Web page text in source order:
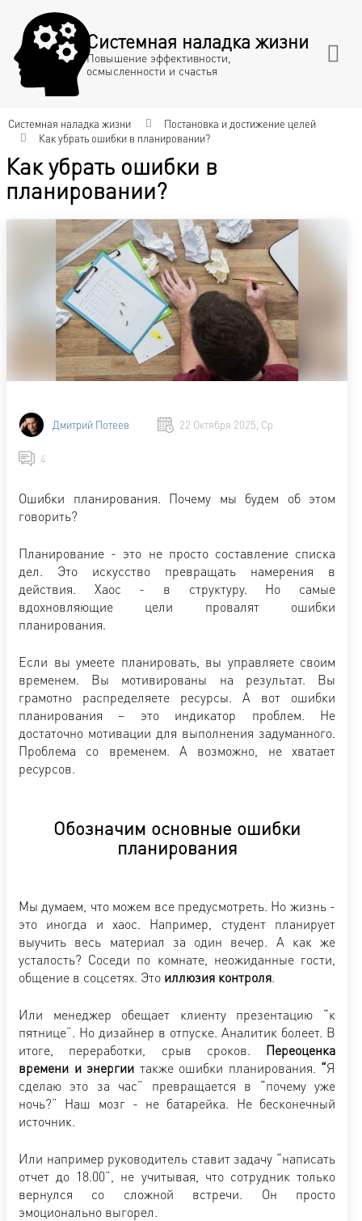
Системная наладка жизни
Повышение эффективности,
осмысленности и счастья
Системная наладка жизни
Постановка и достижение целей
Как убрать ошибки в планировании?
Как убрать ошибки в
планировании?
Дмитрий Потеев 22 Октября 2025, Ср
4
Ошибки планирования. Почему мы будем об этом
говорить?
Планирование - это не просто составление списка
дел. Это искусство превращать намерения в
действия. Хаос - в структуру. Но самые
вдохновляющие цели провалят ошибки
планирования.
Если вы умеете планировать, вы управляете своим
временем. Вы мотивированы на результат. Вы
грамотно распределяете ресурсы. А вот ошибки
планирования – это индикатор проблем. Не
достаточно мотивации для выполнения задуманного.
Проблема со временем. А возможно, не хватает
ресурсов.
Обозначим основные ошибки
планирования
Мы думаем, что можем все предусмотреть. Но жизнь -
это иногда и хаос. Например, студент планирует
выучить весь материал за один вечер. А как же
усталость? Соседи по комнате, неожиданные гости,
общение в соцсетях. Это иллюзия контроля.
Или менеджер обещает клиенту презентацию “к
пятнице”. Но дизайнер в отпуске. Аналитик болеет. В
итоге, переработки, срыв сроков. Переоценка
времени и энергии также ошибки планирования. “Я
сделаю это за час” превращается в “почему уже
ночь?” Наш мозг - не батарейка. Не бесконечный
источник.
Или например руководитель ставит задачу “написать
отчет до 18.00”, не учитывая, что сотрудник только
вернулся со сложной встречи. Он просто
эмоционально выгорел.